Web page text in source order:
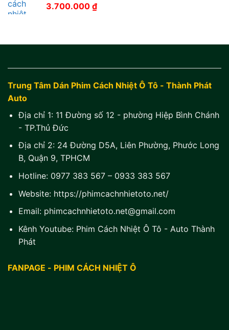
3.700.000 ₫
Trung Tâm Dán Phim Cách Nhiệt Ô Tô - Thành Phát
Auto
Địa chỉ 1: 11 Đường số 12 - phường Hiệp Bình Chánh
- TP.Thủ Đức
Địa chỉ 2: 24 Đường D5A, Liên Phường, Phước Long
B, Quận 9, TPHCM
Hotline: 0977 383 567– 0933 383 567
Website: https://phimcachnhietoto.net/
Email: phimcachnhietoto.net@gmail.com
Kênh Youtube: Phim Cách Nhiệt Ô Tô - Auto Thành
Phát
FANPAGE - PHIM CÁCH NHIỆT Ô